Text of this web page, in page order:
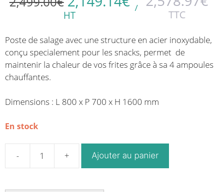
HT
/
TTC
Poste de salage avec une structure en acier inoxydable,
conçu specialement pour les snacks, permet de
maintenir la chaleur de vos frites grâce à sa 4 ampoules
chauffantes.
Dimensions : L 800 x P 700 x H 1600 mm
En stock
quantité
Ajouter au panier